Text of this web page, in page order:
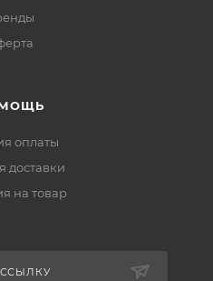
оплаты
доставки
на товар